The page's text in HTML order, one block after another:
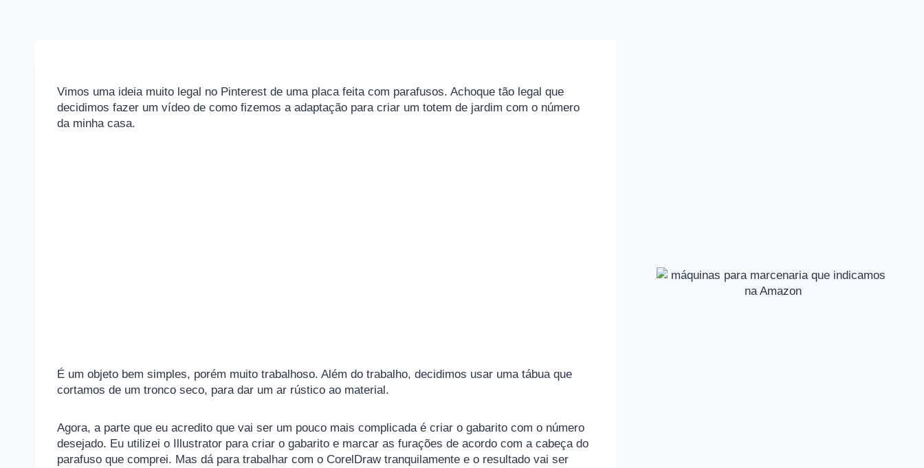
Vimos uma ideia muito legal no Pinterest de uma placa feita com parafusos. Achoque tão legal que
decidimos fazer um vídeo de como fizemos a adaptação para criar um totem de jardim com o número
da minha casa.
É um objeto bem simples, porém muito trabalhoso. Além do trabalho, decidimos usar uma tábua que
cortamos de um tronco seco, para dar um ar rústico ao material.
Agora, a parte que eu acredito que vai ser um pouco mais complicada é criar o gabarito com o número
desejado. Eu utilizei o Illustrator para criar o gabarito e marcar as furações de acordo com a cabeça do
parafuso que comprei. Mas dá para trabalhar com o CorelDraw tranquilamente e o resultado vai ser